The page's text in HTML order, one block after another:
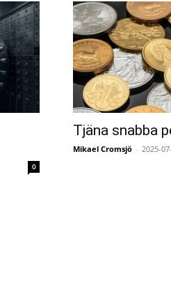
0
Tjäna snabba
Mikael Cromsjö - 2025-